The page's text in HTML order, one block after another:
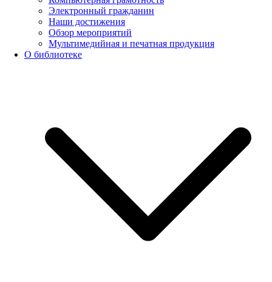
Электронный гражданин
Наши достижения
Обзор мероприятий
Мультимедийная и печатная продукция
О библиотеке